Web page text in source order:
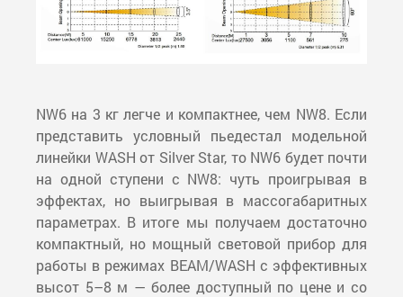
NW6 на 3 кг легче и компактнее, чем NW8. Если
представить условный пьедестал модельной
линейки WASH от Silver Star, то NW6 будет почти
на одной ступени с NW8: чуть проигрывая в
эффектах, но выигрывая в массогабаритных
параметрах. В итоге мы получаем достаточно
компактный, но мощный световой прибор для
работы в режимах BEAM/WASH с эффективных
высот 5–8 м — более доступный по цене и со